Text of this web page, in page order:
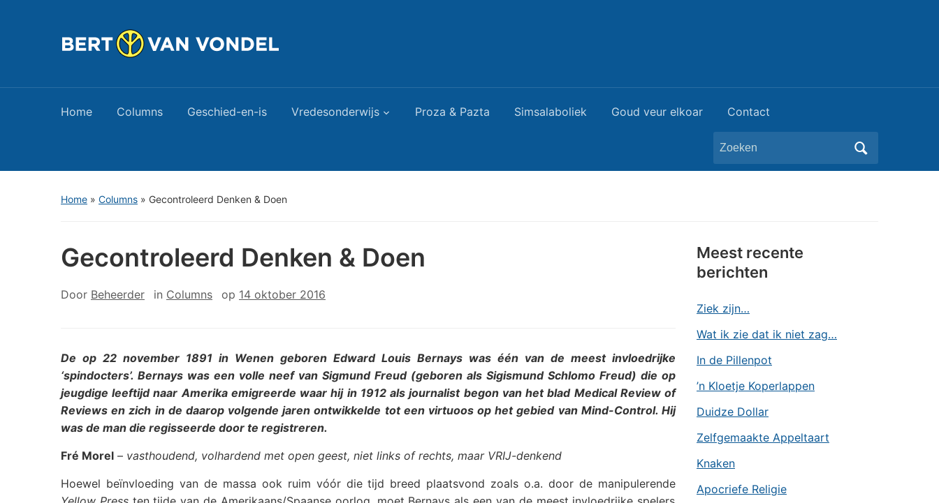
Home Columns Geschied-en-is Vredesonderwijs Proza & Pazta Simsalaboliek Goud veur elkoar Contact
Zoeken
naar:
Home » Columns » Gecontroleerd Denken & Doen
Gecontroleerd Denken & Doen
Door Beheerder in Columns op 14 oktober 2016
De op 22 november 1891 in Wenen geboren Edward Louis Bernays was één van de meest invloedrijke
‘spindocters’. Bernays was een volle neef van Sigmund Freud (geboren als Sigismund Schlomo Freud) die op
jeugdige leeftijd naar Amerika emigreerde waar hij in 1912 als journalist begon van het blad Medical Review of
Reviews en zich in de daarop volgende jaren ontwikkelde tot een virtuoos op het gebied van Mind-Control. Hij
was de man die regisseerde door te registreren.
Fré Morel – vasthoudend, volhardend met open geest, niet links of rechts, maar VRIJ-denkend
Hoewel beïnvloeding van de massa ook ruim vóór die tijd breed plaatsvond zoals o.a. door de manipulerende
Meest recente
berichten
Ziek zijn…
Wat ik zie dat ik niet zag…
In de Pillenpot
’n Kloetje Koperlappen
Duidze Dollar
Zelfgemaakte Appeltaart
Knaken
Apocriefe Religie